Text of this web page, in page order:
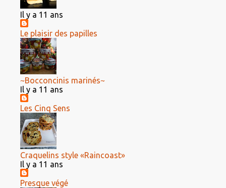
Il y a 11 ans
Le plaisir des papilles
~Bocconcinis marinés~
Il y a 11 ans
Les Cinq Sens
Craquelins style «Raincoast»
Il y a 11 ans
Presque végé